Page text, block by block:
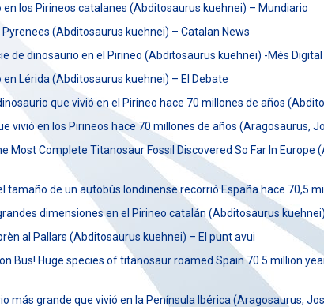
los Pirineos catalanes (Abditosaurus kuehnei) – Mundiario
(Abditosaurus kuehnei) – Catalan News
de dinosaurio en el Pirineo (Abditosaurus kuehnei) -Més Digital
Lérida (Abditosaurus kuehnei) – El Debate
que vivió en el Pirineo hace 70 millones de años
vivió en los Pirineos hace 70 millones de años (Aragosaurus,
Most Complete Titanosaur Fossil Discovered So Far In
tamaño de un autobús londinense recorrió España hace 70,5
dimensiones en el Pirineo catalán (Abditosaurus
al Pallars (Abditosaurus kuehnei) – El punt avui
Bus! Huge species of titanosaur roamed Spain 70.5 million
más grande que vivió en la Península Ibérica (Aragosaurus,